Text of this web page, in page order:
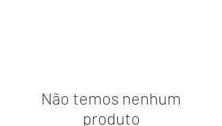
Não temos nenhum
produto